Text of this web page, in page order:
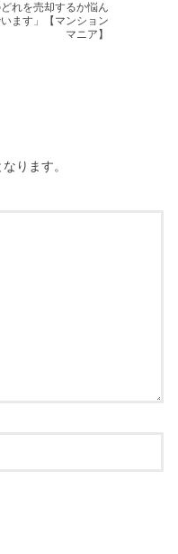
れを売却するか悩ん
ます」【マンション
マニア】
ります。